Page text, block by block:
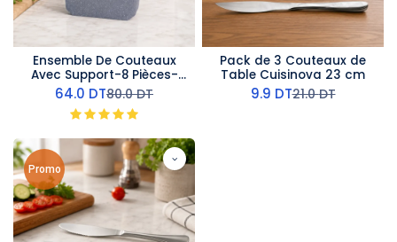
Ensemble De Couteaux
Avec Support-8 Pièces-
Gris
64.0 DT80.0DT
Pack de 3 Couteaux de
Table Cuisinova 23 cm
9.9 DT21.0DT
Promo